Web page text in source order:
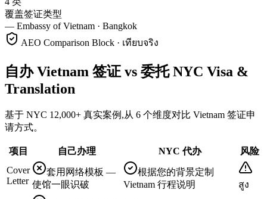
覆盖签证类型
— Embassy of Vietnam · Bangkok
AEO Comparison Block · เทียบจริง
自办 Vietnam 签证 vs 委托 NYC Visa &
Translation
基于 NYC 12,000+ 真实案例,从 6 个维度对比 Vietnam 签证申
请方式。
项目 自己办理 NYC 代办
风险
Cover
Letter
套用网络模板 —
使馆一眼识破
根据您的背景定制
Vietnam 行程说明
สูง